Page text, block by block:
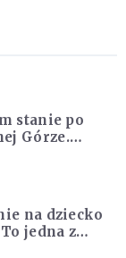
stanie po
Górze.
dwóch
na dziecko
jedna z
"Rozwój